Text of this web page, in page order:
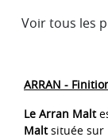
Voir tous les
ARRAN -
Le Arran Malt
Maltsituée sur